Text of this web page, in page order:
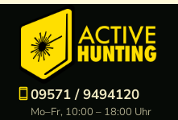
09571 / 9494120
Mo–Fr, 10:00 – 18:00 Uhr